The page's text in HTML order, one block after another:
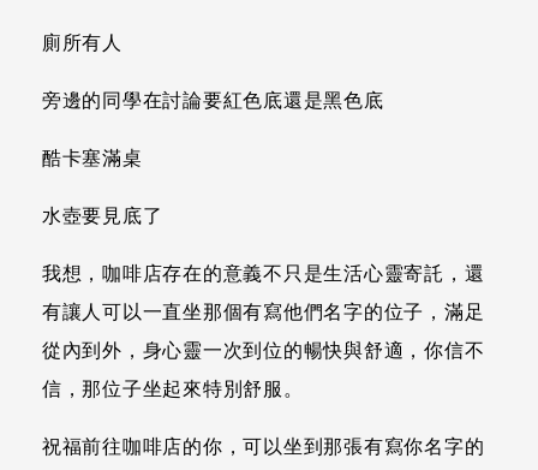
廁所有人
旁邊的同學在討論要紅色底還是黑色底
酷卡塞滿桌
水壺要見底了
我想，咖啡店存在的意義不只是生活心靈寄託，還
有讓人可以一直坐那個有寫他們名字的位子，滿足
從內到外，身心靈一次到位的暢快與舒適，你信不
信，那位子坐起來特別舒服。
祝福前往咖啡店的你，可以坐到那張有寫你名字的